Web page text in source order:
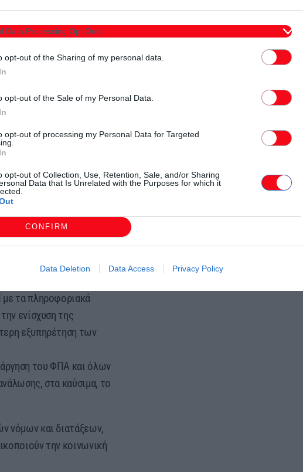
Data Processing Opt Outs
opt-out of the Sharing of my personal data.
opt-out of the Sale of my Personal Data.
opt-out of processing my Personal Data for Targeted
opt-out of Collection, Use, Retention, Sale, and/or Sharing
Data that Is Unrelated with the Purposes for which it
CONFIRM
Data Deletion Data Access Privacy Policy
θα δώσει ένα ηχηρό μήνυμα
ΣΣΕ με ελεύθερες
αντεργατικών νόμων για
τις απλήρωτες υπερωρίες.
βελτίωση των
εργοδοτικό παρεμβατισμό
εφαρμογή νέων
συλλογικά δικαιώματα
στη βάση της πρότασης
τους κλάδους.
τα πληροφοριακά
ενίσχυση της
εξυπηρέτηση των
του ΦΠΑ και όλων
στα καύσιμα, το
νόμων και διατάξεων,
την κοινωνική